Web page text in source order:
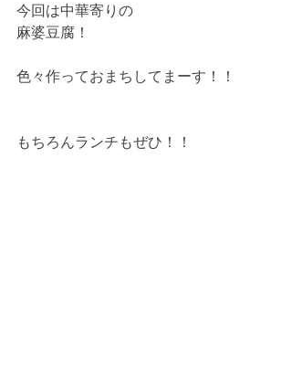
今回は中華寄りの
麻婆豆腐！
色々作っておまちしてまーす！！
もちろんランチもぜひ！！